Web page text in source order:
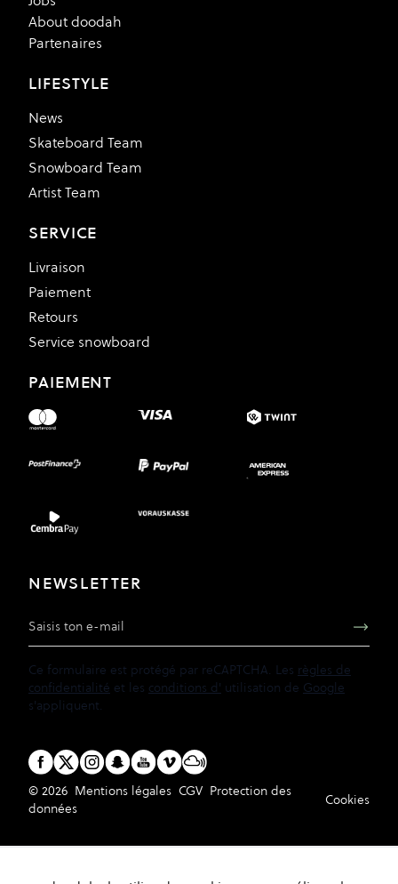
About doodah
Partenaires
LIFESTYLE
News
Skateboard Team
Snowboard Team
Artist Team
SERVICE
Livraison
Paiement
Retours
Service snowboard
PAIEMENT
NEWSLETTER
Adresse e-mail
Ce formulaire est protégé par reCAPTCHA. Les règles de
confidentialité et les conditions d' utilisation de Google
s'appliquent.
© 2026 Mentions légales CGV Protection des
données
Cookies